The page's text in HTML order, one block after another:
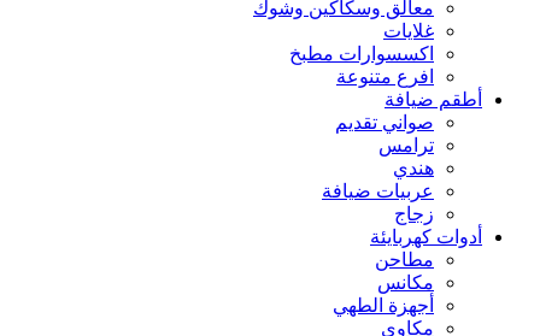
معالق وسكاكين وشوك
غلايات
اكسسوارات مطبخ
افرع متنوعة
أطقم ضيافة
صواني تقديم
ترامس
هندي
عربيات ضيافة
زجاج
أدوات كهربايئة
مطاحن
مكانس
أجهزة الطهي
مكاوي